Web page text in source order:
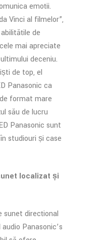
emoții.
Vinci al filmelor”,
de
mai apreciate
deceniu.
de top, el
Panasonic ca
format mare
său de lucru
Panasonic sunt
studiouri și case
localizat și
sunet direcțional
Panasonic’s